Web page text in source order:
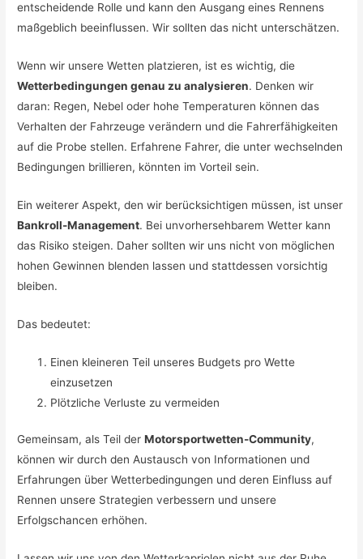
entscheidende Rolle und kann den Ausgang eines Rennens
maßgeblich beeinflussen. Wir sollten das nicht unterschätzen.
Wenn wir unsere Wetten platzieren, ist es wichtig, die
Wetterbedingungen genau zu analysieren. Denken wir
daran: Regen, Nebel oder hohe Temperaturen können das
Verhalten der Fahrzeuge verändern und die Fahrerfähigkeiten
auf die Probe stellen. Erfahrene Fahrer, die unter wechselnden
Bedingungen brillieren, könnten im Vorteil sein.
Ein weiterer Aspekt, den wir berücksichtigen müssen, ist unser
Bankroll-Management. Bei unvorhersehbarem Wetter kann
das Risiko steigen. Daher sollten wir uns nicht von möglichen
hohen Gewinnen blenden lassen und stattdessen vorsichtig
bleiben.
Das bedeutet:
Einen kleineren Teil unseres Budgets pro Wette
einzusetzen
Plötzliche Verluste zu vermeiden
Gemeinsam, als Teil derMotorsportwetten-Community,
können wir durch den Austausch von Informationen und
Erfahrungen über Wetterbedingungen und deren Einfluss auf
Rennen unsere Strategien verbessern und unsere
Erfolgschancen erhöhen.